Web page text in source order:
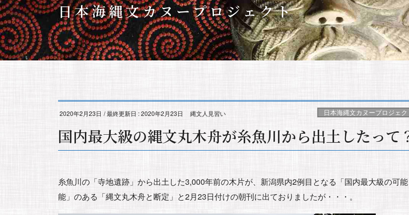
日本海縄文カヌープロジェクト
2020年2月23日 / 最終更新日 :2020年2月23日 縄文人見習い 日本海縄文カヌープロジェク
国内最大級の縄文丸木舟が糸魚川から出土したって
糸魚川の「寺地遺跡」から出土した3,000年前の木片が、新潟県内2例目となる「国内最大級の可能
能」のある「縄文丸木舟と断定」と2月23日付けの朝刊に出ておりましたが・・・。